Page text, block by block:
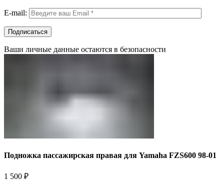
E-mail:
Ваши личные данные остаются в безопасности
Подножка пассажирская правая для Yamaha FZS600 98-01
1 500 ₽